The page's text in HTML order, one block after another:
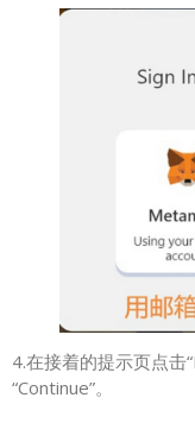
4.在接着的提示页点击
“Continue”。